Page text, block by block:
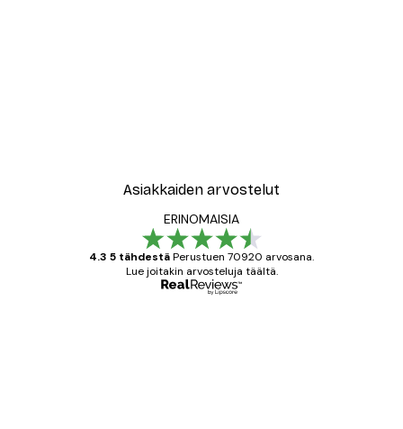
Asiakkaiden arvostelut
ERINOMAISIA
4.3 5 tähdestäPerustuen 70920 arvosana.
Lue joitakin arvosteluja täältä.